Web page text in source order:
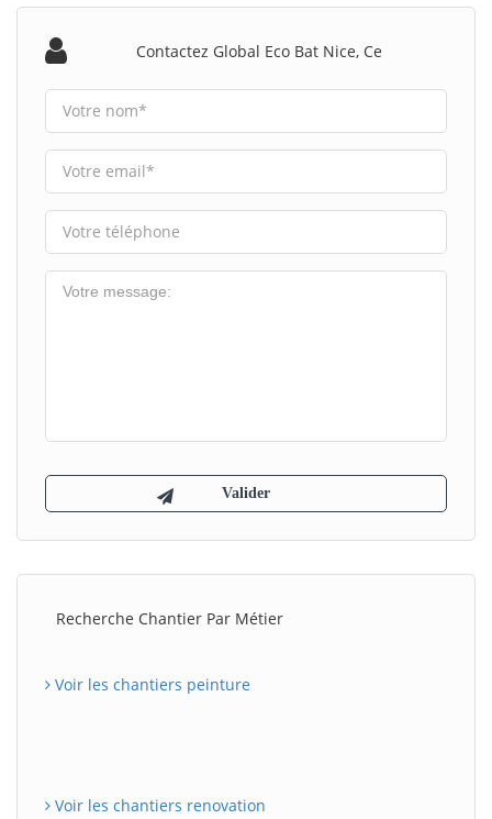
Contactez Global Eco Bat Nice, Ce
Recherche Chantier Par Métier
Voir les chantiers peinture
Voir les chantiers renovation